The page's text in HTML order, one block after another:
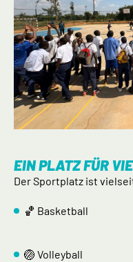
EIN PLATZ FÜR
Der Sportplatz ist
🏀 Basketball
🏐 Volleyball